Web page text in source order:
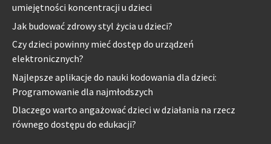
umiejętności koncentracji u dzieci
Jak budować zdrowy styl życia u dzieci?
Czy dzieci powinny mieć dostęp do urządzeń
elektronicznych?
Najlepsze aplikacje do nauki kodowania dla dzieci:
Programowanie dla najmłodszych
Dlaczego warto angażować dzieci w działania na rzecz
równego dostępu do edukacji?